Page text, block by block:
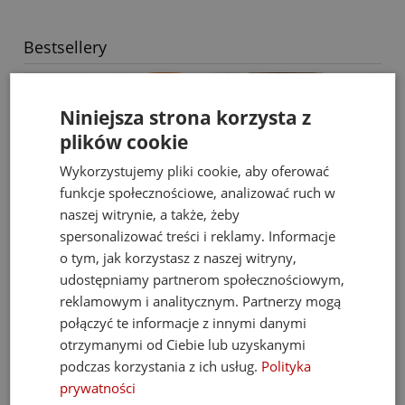
Bestsellery
Fat Brain Toys dmuchawa do piłek Air Toobz
Niniejsza strona korzysta z
plików cookie
Wykorzystujemy pliki cookie, aby oferować
funkcje społecznościowe, analizować ruch w
naszej witrynie, a także, żeby
spersonalizować treści i reklamy. Informacje
o tym, jak korzystasz z naszej witryny,
udostępniamy partnerom społecznościowym,
reklamowym i analitycznym. Partnerzy mogą
połączyć te informacje z innymi danymi
otrzymanymi od Ciebie lub uzyskanymi
podczas korzystania z ich usług. Polityka
prywatności